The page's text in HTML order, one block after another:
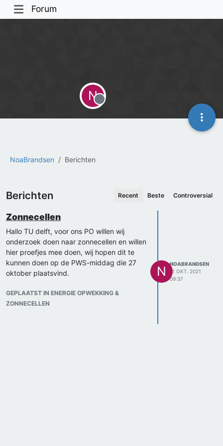
Forum
NoaBrandsen Berichten
N
Offline
Berichten Recent Beste Controversial
Zonnecellen
Hallo TU delft, voor ons PO willen wij
onderzoek doen naar zonnecellen en willen
hier proefjes mee doen, wij hopen dit te
kunnen doen op de PWS-middag die 27
oktober plaatsvind.
GEPLAATST IN ENERGIE OPWEKKING &
ZONNECELLEN
N
NOABRANDSEN
11 OKT. 2021
09:37